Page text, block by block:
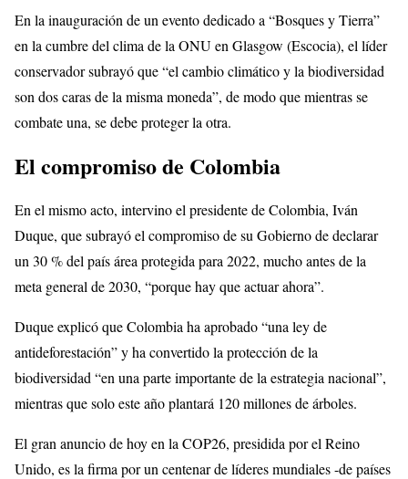
En la inauguración de un evento dedicado a “Bosques y Tierra”
en la cumbre del clima de la ONU en Glasgow (Escocia), el líder
conservador subrayó que “el cambio climático y la biodiversidad
son dos caras de la misma moneda”, de modo que mientras se
combate una, se debe proteger la otra.
El compromiso de Colombia
En el mismo acto, intervino el presidente de Colombia, Iván
Duque, que subrayó el compromiso de su Gobierno de declarar
un 30 % del país área protegida para 2022, mucho antes de la
meta general de 2030, “porque hay que actuar ahora”.
Duque explicó que Colombia ha aprobado “una ley de
antideforestación” y ha convertido la protección de la
biodiversidad “en una parte importante de la estrategia nacional”,
mientras que solo este año plantará 120 millones de árboles.
El gran anuncio de hoy en la COP26, presidida por el Reino
Unido, es la firma por un centenar de líderes mundiales -de países